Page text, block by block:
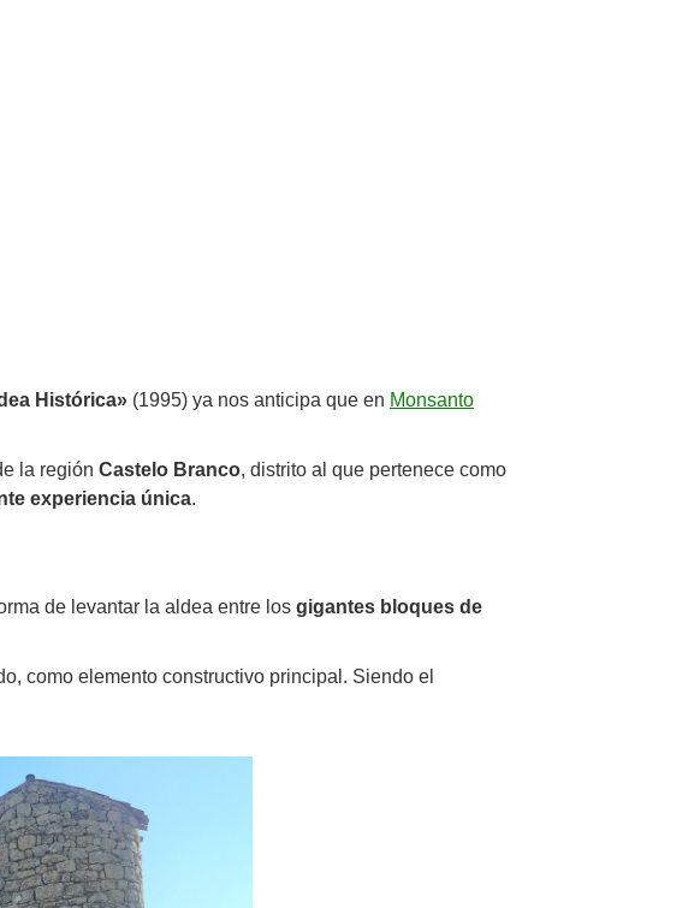
Histórica» (1995) ya nos anticipa que en Monsanto
la región Castelo Branco, distrito al que pertenece como
experiencia única.
de levantar la aldea entre los gigantes bloques de
como elemento constructivo principal. Siendo el